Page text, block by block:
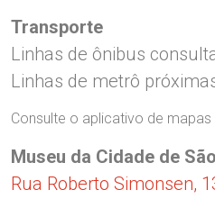
Transporte
Linhas de ônibus
Linhas de metrô
Consulte o aplicativo de
Museu da Cidade de
Rua Roberto Simonsen,